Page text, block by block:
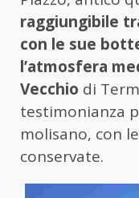
raggiungibile
con le sue
l’atmosfera
Vecchio di
testimonianza
molisano, con
conservate.